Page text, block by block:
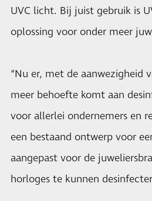
UVC licht. Bij juist gebruik is
oplossing voor onder meer
“Nu er, met de aanwezigheid
meer behoefte komt aan
voor allerlei ondernemers en
een bestaand ontwerp voor
aangepast voor de
horloges te kunnen